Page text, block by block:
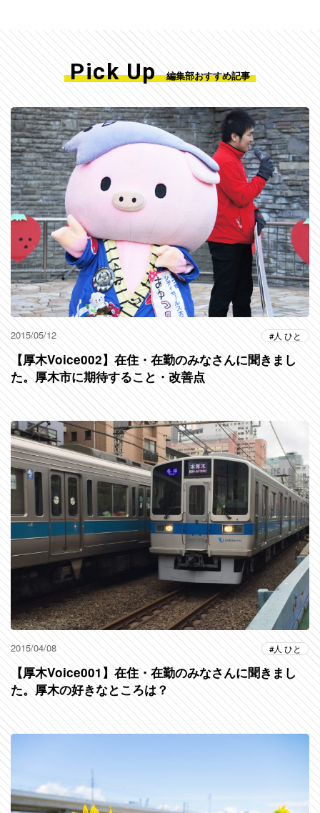
Pick Up 編集部おすすめ記事
2015/05/12 人 ひと
【厚木Voice002】在住・在勤のみなさんに聞きまし
た。厚木市に期待すること・改善点
2015/04/08 人 ひと
【厚木Voice001】在住・在勤のみなさんに聞きまし
た。厚木の好きなところは？